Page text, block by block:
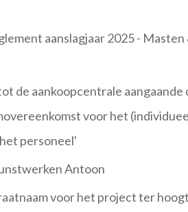
aanslagjaar 2025 - Masten
de aankoopcentrale aangaande
voor het
personeel'
Antoon
voor het project ter